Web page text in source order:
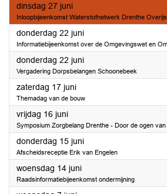
dinsdag 27 juni2023
Inloopbijeenkomst Waterstofnetwerk Drenthe
donderdag 22 juni2023
Informatiebijeenkomst over de Omgevingswet en
donderdag 22 juni2023
Vergadering Dorpsbelangen Schoonebeek
zaterdag 17 juni2023
Themadag van de bouw
vrijdag 16 juni2023
Symposium Zorgbelang Drenthe - Door de ogen
donderdag 15 juni2023
Afscheidsreceptie Erik van Engelen
woensdag 14 juni2023
Raadsinformatiebijeenkomst ondermijning